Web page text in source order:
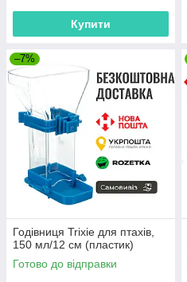
Купити
–7%
Годівниця Trixie для птахів,
150 мл/12 см (пластик)
Готово до відправки